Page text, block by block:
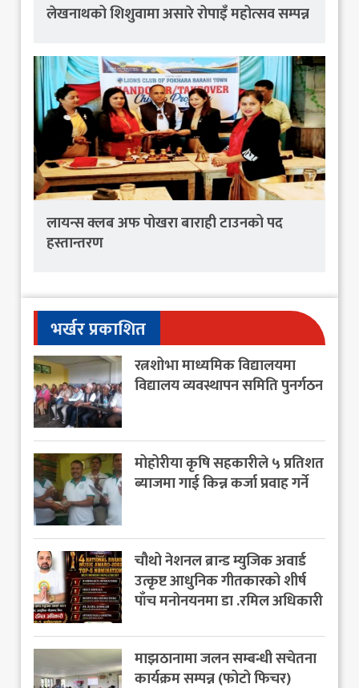
लेखनाथको शिशुवामा असारे रोपाइँ महोत्सव सम्पन्न
लायन्स क्लब अफ पोखरा बाराही टाउनको पद
हस्तान्तरण
भर्खर प्रकाशित
रत्नशोभा माध्यमिक विद्यालयमा
विद्यालय व्यवस्थापन समिति पुनर्गठन
मोहोरीया कृषि सहकारीले ५ प्रतिशत
ब्याजमा गाई किन्न कर्जा प्रवाह गर्ने
चौथो नेशनल ब्रान्ड म्युजिक अवार्ड
उत्कृष्ट आधुनिक गीतकारको शीर्ष
पाँच मनोनयनमा डा .रमिल अधिकारी
माझठानामा जलन सम्बन्धी सचेतना
कार्यक्रम सम्पन्न (फोटो फिचर)